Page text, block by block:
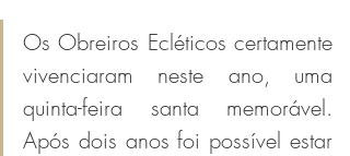
Os Obreiros Ecléticos certamente
vivenciaram neste ano, uma
quinta-feira santa memorável.
Após dois anos foi possível estar